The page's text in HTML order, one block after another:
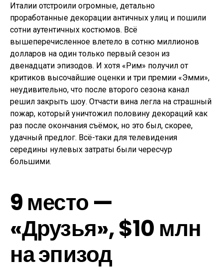
Италии отстроили огромные, детально
проработанные декорации античных улиц и пошили
сотни аутентичных костюмов. Всё
вышеперечисленное влетело в сотню миллионов
долларов на один только первый сезон из
двенадцати эпизодов. И хотя «Рим» получил от
критиков высочайшие оценки и три премии «Эмми»,
неудивительно, что после второго сезона канал
решил закрыть шоу. Отчасти вина легла на страшный
пожар, который уничтожил половину декораций как
раз после окончания съёмок, но это был, скорее,
удачный предлог. Всё-таки для телевидения
середины нулевых затраты были чересчур
большими.
9 место —
«Друзья», $10 млн
на эпизод